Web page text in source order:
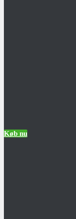
Køb nu